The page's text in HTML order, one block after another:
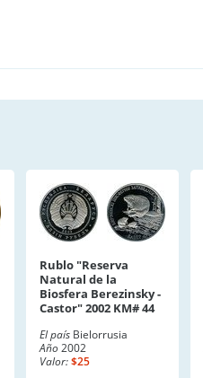
Rublo "Reserva
Natural de la
Biosfera Berezinsky -
Castor" 2002 KM# 44
El país Bielorrusia
Año2002
Valor:$25